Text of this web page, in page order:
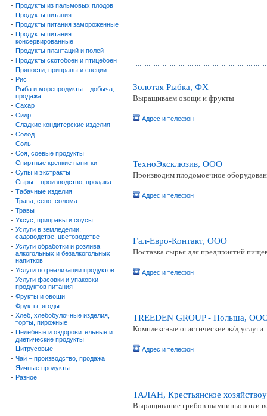
- Продукты из пальмовых плодов
- Продукты питания
- Продукты питания замороженные
- Продукты питания
консервированные
- Продукты плантаций и полей
- Продукты скотобоен и птицебоен
- Пряности, приправы и специи
- Рис
- Рыба и морепродукты – добыча,
продажа
- Сахар
- Сидр
- Сладкие кондитерские изделия
- Солод
- Соль
- Соя, соевые продукты
- Спиртные крепкие напитки
- Супы и экстракты
- Сыры – производство, продажа
- Табачные изделия
- Трава, сено, солома
- Травы
- Уксус, приправы и соусы
- Услуги в земледелии,
садоводстве, цветоводстве
- Услуги обработки и розлива
алкогольных и безалкогольных
напитков
- Услуги по реализации продуктов
- Услуги фасовки и упаковки
продуктов питания
- Фрукты и овощи
- Фрукты, ягоды
- Хлеб, хлебобулочные изделия,
торты, пирожные
- Целебные и оздоровительные и
диетические продукты
- Цитрусовые
- Чай – производство, продажа
- Яичные продукты
- Разное
Золотая Рыбка, ФХ
Выращиваем овощи и фрукты
Адрес и телефон
ТехноЭксклюзив, ООО
Производим плодомоечное
Адрес и телефон
Гал-Евро-Контакт, ООО
Поставка сырья для предприятий
Адрес и телефон
TREEDEN GROUP - Польша,
Комплексные огистические ж/д
Адрес и телефон
ТАЛАН, Крестьянское
Выращивание грибов шампиньонов и